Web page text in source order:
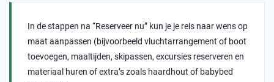
In de stappen na “Reserveer nu” kun je je reis naar wens op
maat aanpassen (bijvoorbeeld vluchtarrangement of boot
toevoegen, maaltijden, skipassen, excursies reserveren en
materiaal huren of extra’s zoals haardhout of babybed